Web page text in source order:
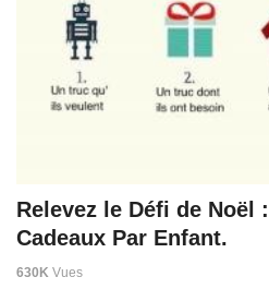
Relevez le Défi de Noël
Cadeaux Par Enfant.
630K Vues